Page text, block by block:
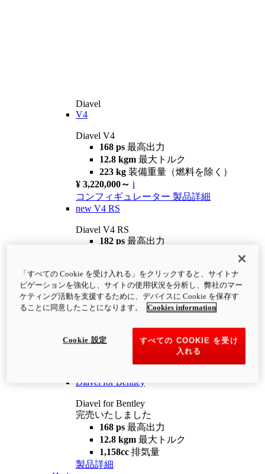
Diavel
V4
Diavel V4
168 ps 最高出力
12.8 kgm 最大トルク
223 kg 装備重量（燃料を除く）
¥ 3,220,000～ i
コンフィギュレーター 製品詳細
new V4 RS
Diavel V4 RS
182 ps 最高出力
¥4,400,000 i
コンフィギュレーター 製品詳細
newV4 RS 100
12.2 kgm
最大トルク
装備重量（燃料を除く）
Diavel for Bentley
Diavel for Bentley
完売いたしました
168 ps 最高出力
12.8 kgm 最大トルク
1,158cc 排気量
製品詳細
「すべての Cookie を受け入れる」をクリックすると、サイトナ
ビゲーションを強化し、サイトの使用状況を分析し、弊社のマー
ケティング活動を支援するために、デバイスに Cookie を保存す
ることに同意したことになります。
Cookies information
すべての COOKIE を受け
入れる
Cookie 設定